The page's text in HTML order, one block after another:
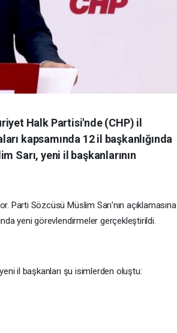
Halk Partisi'nde (CHP) il
kapsamında 12 il başkanlığında
Sarı, yeni il başkanlarının
Parti Sözcüsü Müslim Sarı'nın açıklamasına
yeni görevlendirmeler gerçekleştirildi.
il başkanları şu isimlerden oluştu: